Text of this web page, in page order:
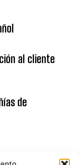
al cliente
de